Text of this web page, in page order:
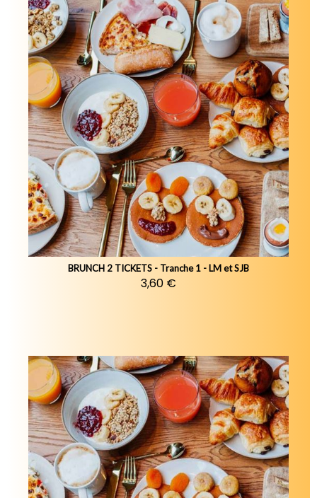
BRUNCH 2 TICKETS - Tranche 1 - LM et SJB
3,60 €